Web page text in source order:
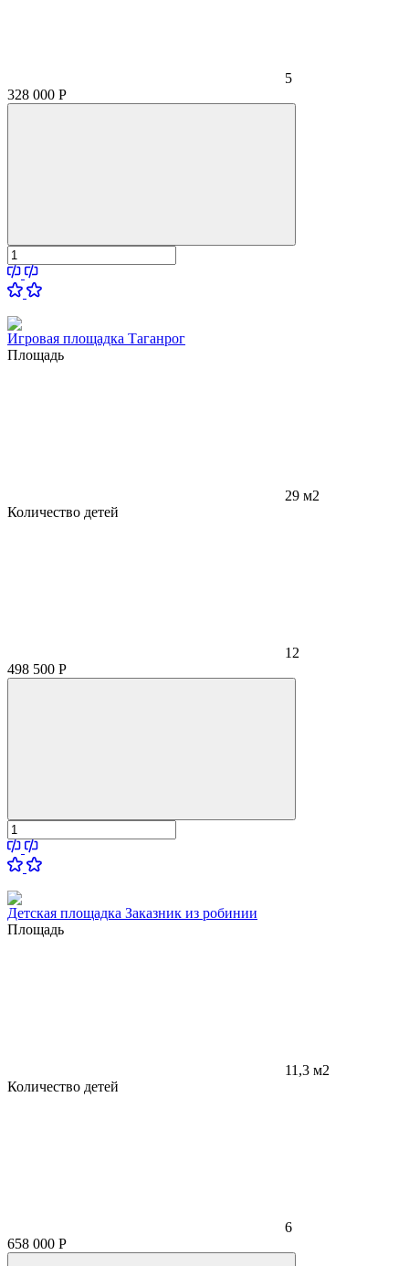
5
328 000 Р
Игровая площадка Таганрог
Площадь
29 м2
Количество детей
12
498 500 Р
Детская площадка Заказник из робинии
Площадь
11,3 м2
Количество детей
6
658 000 Р